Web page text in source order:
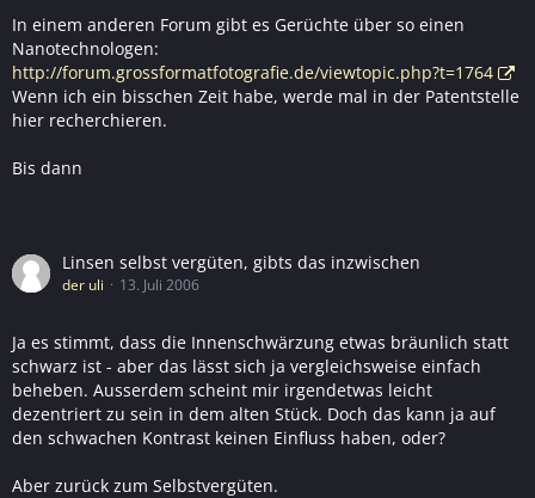
In einem anderen Forum gibt es Gerüchte über so einen
Nanotechnologen:
http://forum.grossformatfotografie.de/viewtopic.php?t=1764
Wenn ich ein bisschen Zeit habe, werde mal in der Patentstelle
hier recherchieren.
Bis dann
Linsen selbst vergüten, gibts das inzwischen
der uli 13. Juli 2006
Ja es stimmt, dass die Innenschwärzung etwas bräunlich statt
schwarz ist - aber das lässt sich ja vergleichsweise einfach
beheben. Ausserdem scheint mir irgendetwas leicht
dezentriert zu sein in dem alten Stück. Doch das kann ja auf
den schwachen Kontrast keinen Einfluss haben, oder?
Aber zurück zum Selbstvergüten.